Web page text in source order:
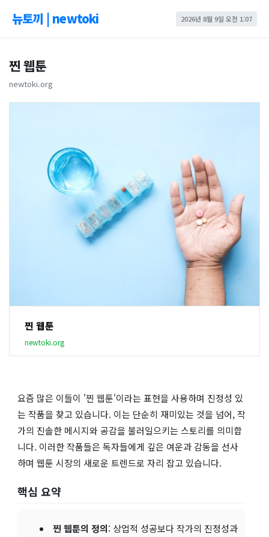
뉴토끼 | newtoki 2026년 8월 9일 오전 1:07
찐 웹툰
newtoki.org
찐 웹툰
newtoki.org
요즘 많은 이들이 '찐 웹툰'이라는 표현을 사용하며 진정성 있
는 작품을 찾고 있습니다. 이는 단순히 재미있는 것을 넘어, 작
가의 진솔한 메시지와 공감을 불러일으키는 스토리를 의미합
니다. 이러한 작품들은 독자들에게 깊은 여운과 감동을 선사
하며 웹툰 시장의 새로운 트렌드로 자리 잡고 있습니다.
핵심 요약
찐 웹툰의 정의: 상업적 성공보다 작가의 진정성과